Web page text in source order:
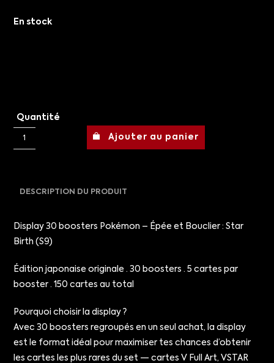
En stock
Quantité
Ajouter au panier
DESCRIPTION DU PRODUIT
Display 30 boosters Pokémon – Épée et Bouclier : Star
Birth (S9)
Édition japonaise originale · 30 boosters · 5 cartes par
booster · 150 cartes au total
Pourquoi choisir la display ?
Avec 30 boosters regroupés en un seul achat, la display
est le format idéal pour maximiser tes chances d’obtenir
les cartes les plus rares du set — cartes V Full Art, VSTAR